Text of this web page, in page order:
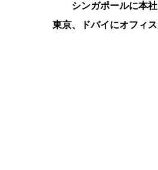
シンガポールに本社
東京、ドバイにオフィ